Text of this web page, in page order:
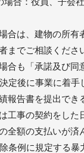
合は、建物の所有
までご相談くださ
も「承諾及び同
定後に事業に着
報告書を提出でき
工事の契約をした
全額の支払いが済
条例に規定する暴